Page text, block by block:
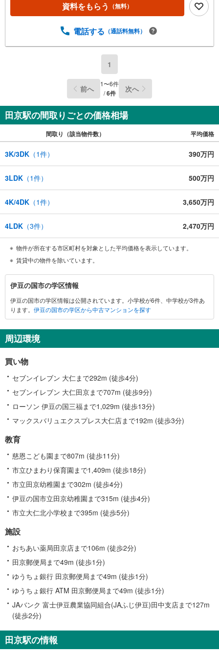
資料をもらう （無料）
電話する （通話料無料）
1
前へ 1〜6件
/6件 次へ
田京駅の間取りごとの価格相場
間取り（該当物件数） 平均価格
3K/3DK （1件） 390万円
3LDK （1件） 500万円
4K/4DK （1件） 3,650万円
4LDK （3件） 2,470万円
物件が所在する市区町村を対象とした平均価格を表示しています。
賃貸中の物件を除いています。
伊
豆
の
国
に
関
る
情
報
伊豆の国市の学区情報
伊豆の国市の学区情報は公開されています。小学校が6件、中学校が3件あ
ります。 伊豆の国市の学区から中古マンションを探す
周辺環境
買い物
セブンイレブン 大仁まで292m (徒歩4分)
セブンイレブン 大仁田京まで707m (徒歩9分)
ローソン 伊豆の国三福まで1,029m (徒歩13分)
マックスバリュエクスプレス大仁店まで192m (徒歩3分)
教育
慈恩こども園まで807m (徒歩11分)
市立ひまわり保育園まで1,409m (徒歩18分)
市立田京幼稚園まで302m (徒歩4分)
伊豆の国市立田京幼稚園まで315m (徒歩4分)
市立大仁北小学校まで395m (徒歩5分)
施設
おちあい薬局田京店まで106m (徒歩2分)
田京郵便局まで49m (徒歩1分)
ゆうちょ銀行 田京郵便局まで49m (徒歩1分)
ゆうちょ銀行 ATM 田京郵便局まで49m (徒歩1分)
JAバンク 富士伊豆農業協同組合(JAふじ伊豆)田中支店まで127m
(徒歩2分)
田京駅の情報